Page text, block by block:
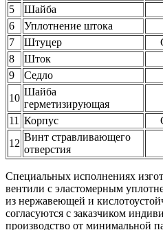
5
Шайба
6
Уплотнение штока
7
Штуцер
8
Шток
9
Седло
10
Шайба
герметизирующая
11 Корпус
12
Винт стравливающего
отверстия
Специальных исполнениях
вентили с эластомерным
из нержавеющей и
согласуются с заказчиком
производство от минимальной